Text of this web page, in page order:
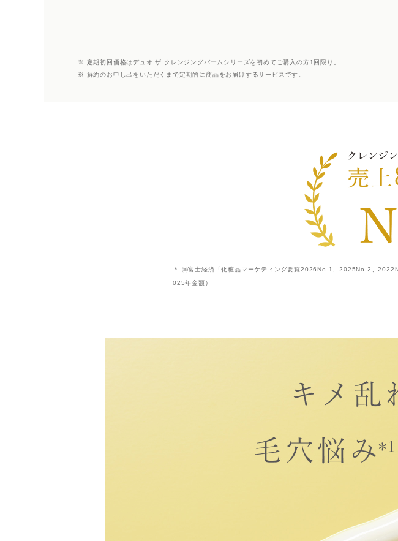
※ 定期初回価格はデュオ ザ クレンジングバームシリーズを初めてご購入の方1回限り。
※ 解約のお申し出をいただくまで定期的に商品をお届けするサービスです。
＊ ㈱富士経済「化粧品マーケティング要覧2026No.1、2025No.2、
025年金額）